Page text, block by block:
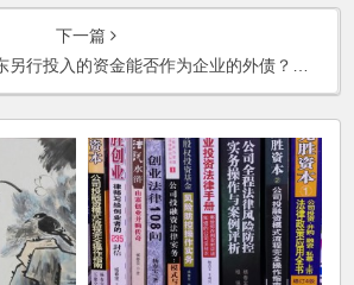
下一篇
资金能否作为企业的外债？股东是否享有债权人的权利？